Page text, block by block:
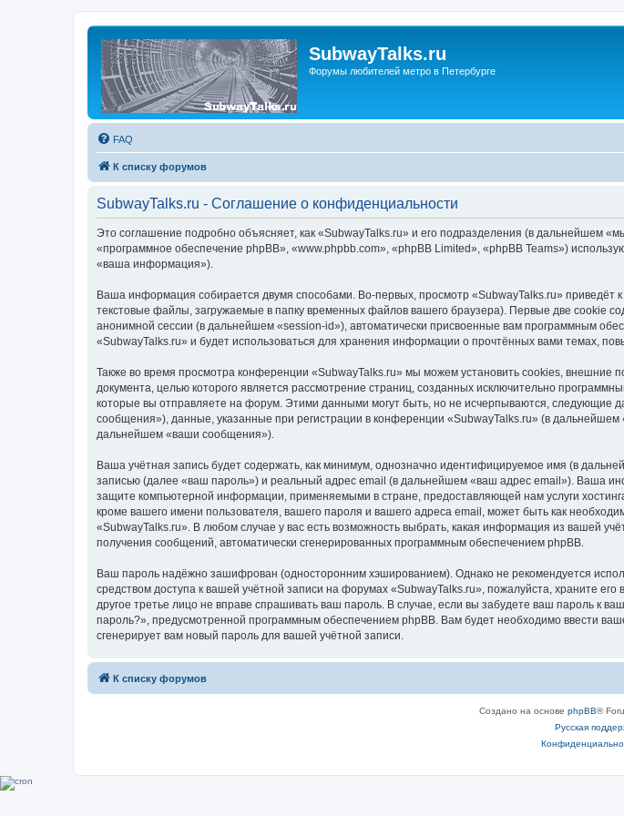
SubwayTalks.ru
Форумы любителей метро в Петербурге
FAQ
К списку форумов
SubwayTalks.ru - Соглашение о конфиденциальности
Это соглашение подробно объясняет, как «SubwayTalks.ru» и его подразделения (в дальнейшем
«программное обеспечение phpBB», «www.phpbb.com», «phpBB Limited», «phpBB Teams»)
«ваша информация»).
Ваша информация собирается двумя способами. Во-первых, просмотр «SubwayTalks.ru»
текстовые файлы, загружаемые в папку временных файлов вашего браузера). Первые две cookie
анонимной сессии (в дальнейшем «session-id»), автоматически присвоенные вам программным
«SubwayTalks.ru» и будет использоваться для хранения информации о прочтённых вами темах,
Также во время просмотра конференции «SubwayTalks.ru» мы можем установить cookies, внешние
документа, целью которого является рассмотрение страниц, созданных исключительно
которые вы отправляете на форум. Этими данными могут быть, но не исчерпываются,
сообщения»), данные, указанные при регистрации в конференции «SubwayTalks.ru» (в
дальнейшем «ваши сообщения»).
Ваша учётная запись будет содержать, как минимум, однозначно идентифицируемое имя (в
записью (далее «ваш пароль») и реальный адрес email (в дальнейшем «ваш адрес email»). Ваша
защите компьютерной информации, применяемыми в стране, предоставляющей нам услуги
кроме вашего имени пользователя, вашего пароля и вашего адреса email, может быть как
«SubwayTalks.ru». В любом случае у вас есть возможность выбрать, какая информация из вашей
получения сообщений, автоматически сгенерированных программным обеспечением phpBB.
Ваш пароль надёжно зашифрован (односторонним хэшированием). Однако не рекомендуется
средством доступа к вашей учётной записи на форумах «SubwayTalks.ru», пожалуйста, храните
другое третье лицо не вправе спрашивать ваш пароль. В случае, если вы забудете ваш пароль к
пароль?», предусмотренной программным обеспечением phpBB. Вам будет необходимо ввести
сгенерирует вам новый пароль для вашей учётной записи.
К списку форумов
Создано на основе phpBB®
Русская